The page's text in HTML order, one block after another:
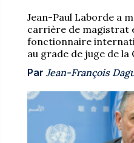
Jean-Paul Laborde a
carrière de magistrat
fonctionnaire
au grade de juge de la
Par Jean-François